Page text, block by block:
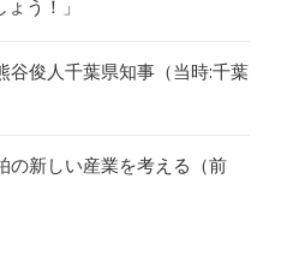
う！」
谷俊人千葉県知事（当時:千葉
の新しい産業を考える（前